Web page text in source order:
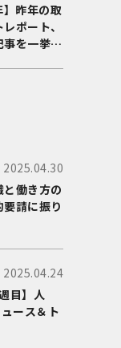
】昨年の取
ポート、
を一挙に
2025.04.30
と働き方の
請に振り
2025.04.24
目】人
ース＆ト